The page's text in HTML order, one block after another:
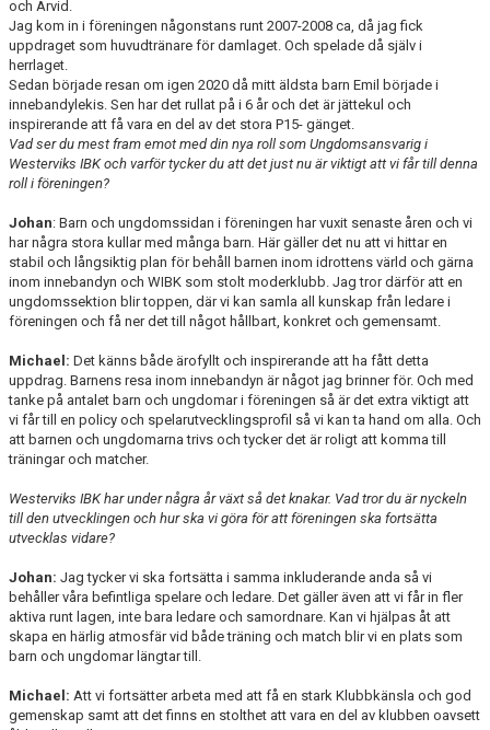
och Arvid.
Jag kom in i föreningen någonstans runt 2007-2008 ca, då jag fick
uppdraget som huvudtränare för damlaget. Och spelade då själv i
herrlaget.
Sedan började resan om igen 2020 då mitt äldsta barn Emil började i
innebandylekis. Sen har det rullat på i 6 år och det är jättekul och
inspirerande att få vara en del av det stora P15- gänget.
Vad ser du mest fram emot med din nya roll som Ungdomsansvarig i
Westerviks IBK och varför tycker du att det just nu är viktigt att vi får till denna
roll i föreningen?
Johan: Barn och ungdomssidan i föreningen har vuxit senaste åren och vi
har några stora kullar med många barn. Här gäller det nu att vi hittar en
stabil och långsiktig plan för behåll barnen inom idrottens värld och gärna
inom innebandyn och WIBK som stolt moderklubb. Jag tror därför att en
ungdomssektion blir toppen, där vi kan samla all kunskap från ledare i
föreningen och få ner det till något hållbart, konkret och gemensamt.
Michael: Det känns både ärofyllt och inspirerande att ha fått detta
uppdrag. Barnens resa inom innebandyn är något jag brinner för. Och med
tanke på antalet barn och ungdomar i föreningen så är det extra viktigt att
vi får till en policy och spelarutvecklingsprofil så vi kan ta hand om alla. Och
att barnen och ungdomarna trivs och tycker det är roligt att komma till
träningar och matcher.
Westerviks IBK har under några år växt så det knakar. Vad tror du är nyckeln
till den utvecklingen och hur ska vi göra för att föreningen ska fortsätta
utvecklas vidare?
Johan: Jag tycker vi ska fortsätta i samma inkluderande anda så vi
behåller våra befintliga spelare och ledare. Det gäller även att vi får in fler
aktiva runt lagen, inte bara ledare och samordnare. Kan vi hjälpas åt att
skapa en härlig atmosfär vid både träning och match blir vi en plats som
barn och ungdomar längtar till.
Michael: Att vi fortsätter arbeta med att få en stark Klubbkänsla och god
gemenskap samt att det finns en stolthet att vara en del av klubben oavsett